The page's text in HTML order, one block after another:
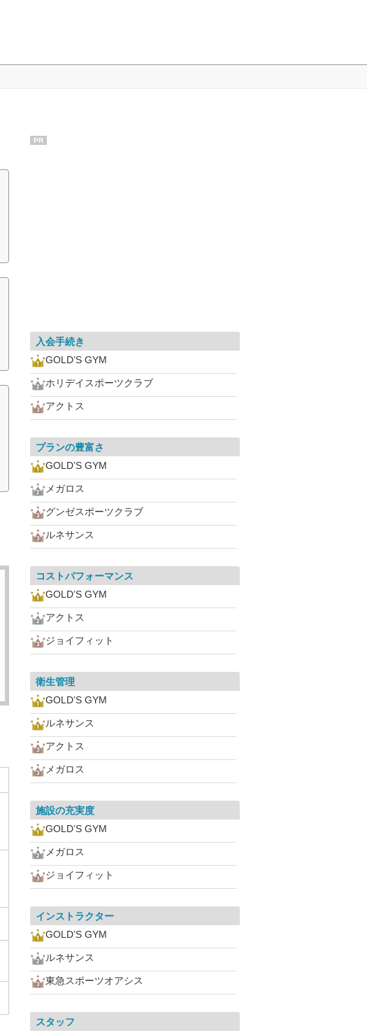
PR
入会手続き
GOLD’S GYM
ホリデイスポーツクラブ
アクトス
プランの豊富さ
GOLD’S GYM
メガロス
グンゼスポーツクラブ
ルネサンス
コストパフォーマンス
GOLD’S GYM
アクトス
ジョイフィット
衛生管理
GOLD’S GYM
ルネサンス
アクトス
メガロス
施設の充実度
GOLD’S GYM
メガロス
ジョイフィット
インストラクター
GOLD’S GYM
ルネサンス
東急スポーツオアシス
スタッフ